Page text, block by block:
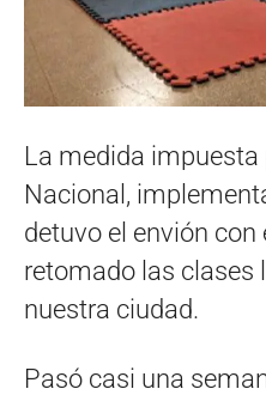
La medida impuesta
Nacional,
detuvo el envión con
retomado las clases
nuestra ciudad.
Pasó casi una